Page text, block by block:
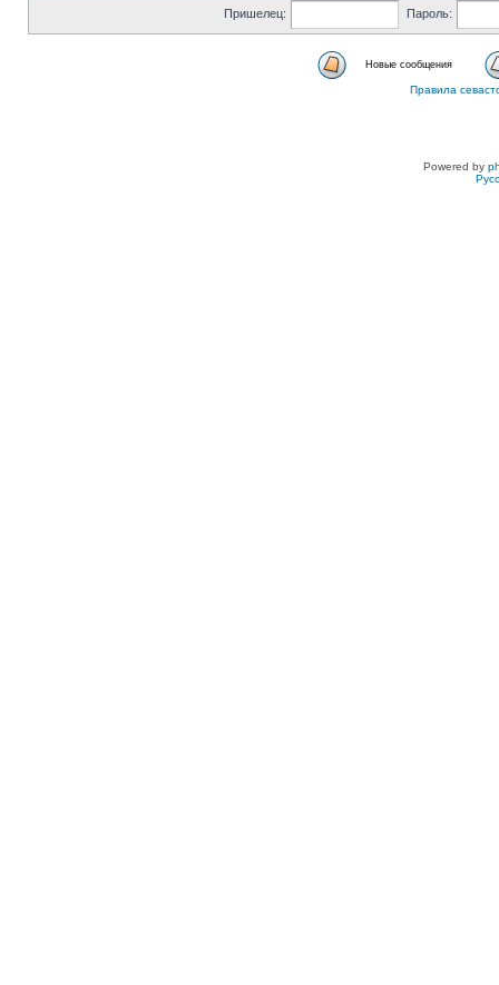
Пришелец: Пароль:
Новые сообщения
Правила
Powered by